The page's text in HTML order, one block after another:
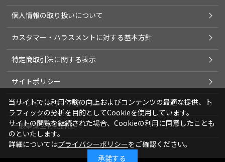
個人情報の取り扱いについて
カスタマー・ハラスメントに対する基本方針
特定商取引法に関する表示
サイトポリシー
ソーシャルメディアポリシー
一般事業主行動計画
当サイトでは利用体験の向上およびコンテンツの最適な提供、ト
ラフィックの分析を目的としてCookieを使用しています。
サイトの閲覧を継続された場合、Cookieの利用に同意したことも
のといたします。
詳細についてはプライバシーポリシーをご確認ください。
承諾する